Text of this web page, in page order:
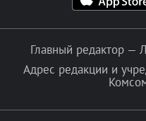
Главный редактор —
Адрес редакции и